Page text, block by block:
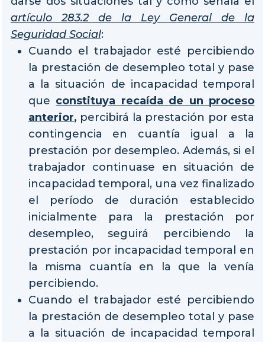
artículo 283.2 de la Ley General de la
Seguridad Social:
Cuando el trabajador esté percibiendo
la prestación de desempleo total y pase
a la situación de incapacidad temporal
que constituya recaída de un proceso
anterior, percibirá la prestación por esta
contingencia en cuantía igual a la
prestación por desempleo. Además, si el
trabajador continuase en situación de
incapacidad temporal, una vez finalizado
el período de duración establecido
inicialmente para la prestación por
desempleo, seguirá percibiendo la
prestación por incapacidad temporal en
la misma cuantía en la que la venía
percibiendo.
Cuando el trabajador esté percibiendo
la prestación de desempleo total y pase
a la situación de incapacidad temporal